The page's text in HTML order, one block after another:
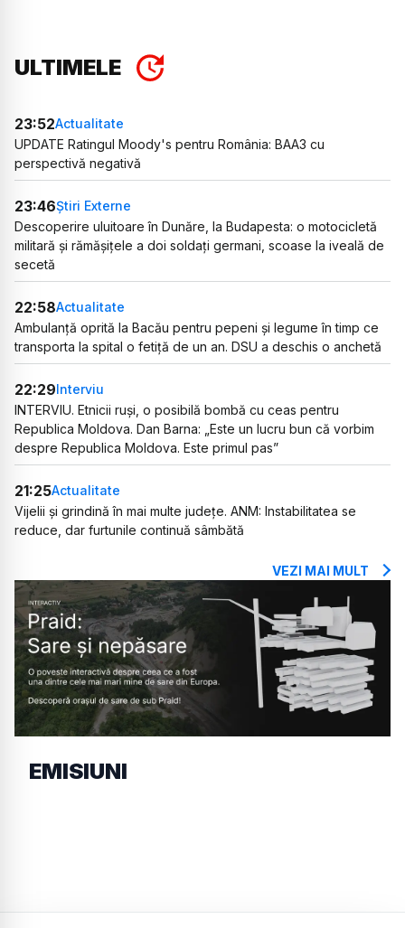
ULTIMELE
23:52Actualitate
UPDATE Ratingul Moody's pentru România: BAA3 cu
perspectivă negativă
23:46Știri Externe
Descoperire uluitoare în Dunăre, la Budapesta: o motocicletă
militară și rămășițele a doi soldați germani, scoase la iveală de
secetă
22:58Actualitate
Ambulanță oprită la Bacău pentru pepeni și legume în timp ce
transporta la spital o fetiță de un an. DSU a deschis o anchetă
22:29Interviu
INTERVIU. Etnicii ruși, o posibilă bombă cu ceas pentru
Republica Moldova. Dan Barna: „Este un lucru bun că vorbim
despre Republica Moldova. Este primul pas”
21:25Actualitate
Vijelii și grindină în mai multe județe. ANM: Instabilitatea se
reduce, dar furtunile continuă sâmbătă
VEZI MAI MULT
EMISIUNI